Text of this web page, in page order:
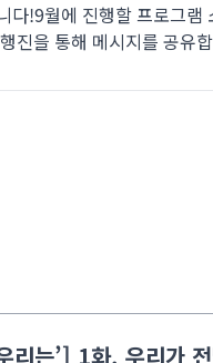
다!9월에 진행할 프로그
진을 통해 메시지를 공유
리는’] 1화. 우리가